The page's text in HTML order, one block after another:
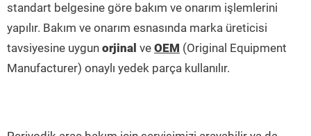
standart belgesine göre bakım ve onarım işlemlerini
yapılır. Bakım ve onarım esnasında marka üreticisi
tavsiyesine uygun orjinal ve OEM (Original Equipment
Manufacturer) onaylı yedek parça kullanılır.